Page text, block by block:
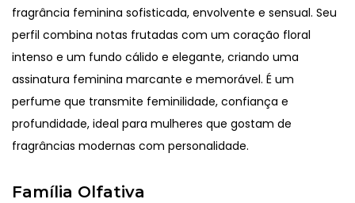
fragrância feminina sofisticada, envolvente e sensual. Seu
perfil combina notas frutadas com um coração floral
intenso e um fundo cálido e elegante, criando uma
assinatura feminina marcante e memorável. É um
perfume que transmite feminilidade, confiança e
profundidade, ideal para mulheres que gostam de
fragrâncias modernas com personalidade.
Família Olfativa